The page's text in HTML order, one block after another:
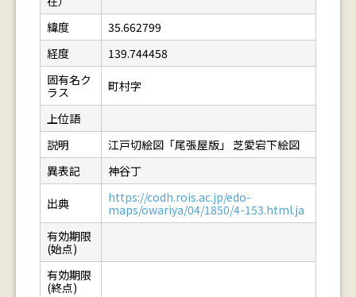
緯度
35.662799
経度
139.744458
固有名ク
ラス
町村字
上位語
説明
江戸切絵図「尾張屋版」 芝愛宕下絵図
異表記
神谷丁
出典
https://codh.rois.ac.jp/edo-
maps/owariya/04/1850/4-153.html.ja
有効期限
(始点)
有効期限
(終点)